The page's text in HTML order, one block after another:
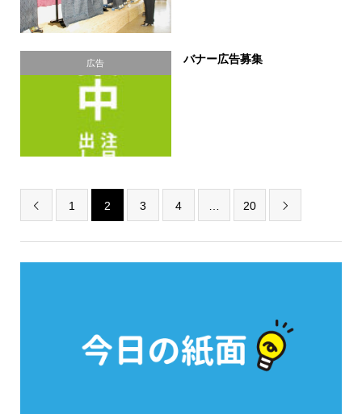
広告 バナー広告募集
 1 2 3 4 20 